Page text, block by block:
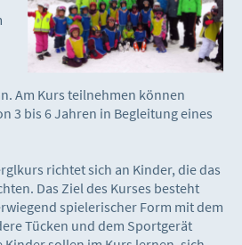
Am Kurs teilnehmen können
3 bis 6 Jahren in Begleitung eines
richtet sich an Kinder, die das
Das Ziel des Kurses besteht
spielerischer Form mit dem
Tücken und dem Sportgerät